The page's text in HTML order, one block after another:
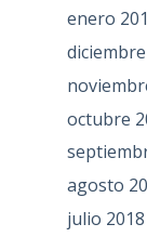
enero
octubre
agosto
julio 2018